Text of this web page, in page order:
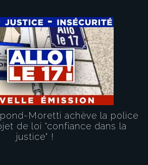
Moretti achève la police
de loi "confiance dans la
justice" !